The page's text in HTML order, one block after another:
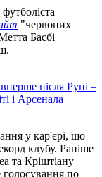
"червоних
Басбі
після Руні –
і Арсенала
у кар'єрі, що
клубу. Раніше
та Кріштіану
голосування по